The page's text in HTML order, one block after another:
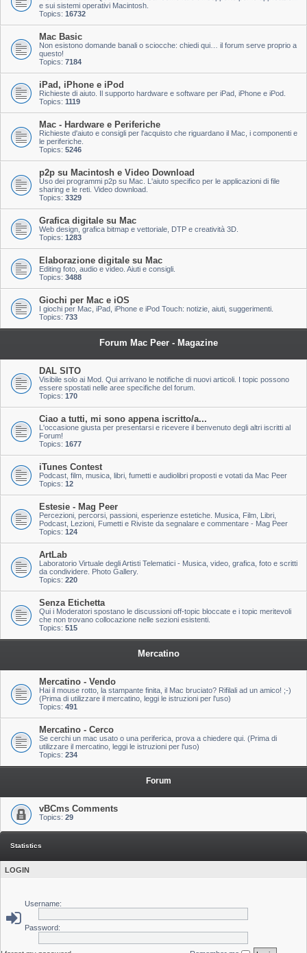
e sui sistemi operativi Macintosh.
Topics: 16732
Mac Basic
Non esistono domande banali o sciocche: chiedi qui… il forum serve proprio a
questo!
Topics: 7184
iPad, iPhone e iPod
Richieste di aiuto. Il supporto hardware e software per iPad, iPhone e iPod.
Topics: 1119
Mac - Hardware e Periferiche
Richieste d'aiuto e consigli per l'acquisto che riguardano il Mac, i componenti e
le periferiche.
Topics: 5246
p2p su Macintosh e Video Download
Uso dei programmi p2p su Mac. L'aiuto specifico per le applicazioni di file
sharing e le reti. Video download.
Topics: 3329
Grafica digitale su Mac
Web design, grafica bitmap e vettoriale, DTP e creatività 3D.
Topics: 1283
Elaborazione digitale su Mac
Editing foto, audio e video. Aiuti e consigli.
Topics: 3488
Giochi per Mac e iOS
I giochi per Mac, iPad, iPhone e iPod Touch: notizie, aiuti, suggerimenti.
Topics: 733
Forum Mac Peer - Magazine
DAL SITO
Visibile solo ai Mod. Qui arrivano le notifiche di nuovi articoli. I topic possono
essere spostati nelle aree specifiche del forum.
Topics: 170
Ciao a tutti, mi sono appena iscritto/a...
L'occasione giusta per presentarsi e ricevere il benvenuto degli altri iscritti al
Forum!
Topics: 1677
iTunes Contest
Podcast, film, musica, libri, fumetti e audiolibri proposti e votati da Mac Peer
Topics: 12
Estesie - Mag Peer
Percezioni, percorsi, passioni, esperienze estetiche. Musica, Film, Libri,
Podcast, Lezioni, Fumetti e Riviste da segnalare e commentare - Mag Peer
Topics: 124
ArtLab
Laboratorio Virtuale degli Artisti Telematici - Musica, video, grafica, foto e scritti
da condividere. Photo Gallery.
Topics: 220
Senza Etichetta
Qui i Moderatori spostano le discussioni off-topic bloccate e i topic meritevoli
che non trovano collocazione nelle sezioni esistenti.
Topics: 515
Mercatino
Mercatino - Vendo
Hai il mouse rotto, la stampante finita, il Mac bruciato? Rifilali ad un amico! ;-)
(Prima di utilizzare il mercatino, leggi le istruzioni per l'uso)
Topics: 491
Mercatino - Cerco
Se cerchi un mac usato o una periferica, prova a chiedere qui. (Prima di
utilizzare il mercatino, leggi le istruzioni per l'uso)
Topics: 234
Forum
vBCms Comments
Topics: 29
Statistics
LOGIN
Username:
Password: